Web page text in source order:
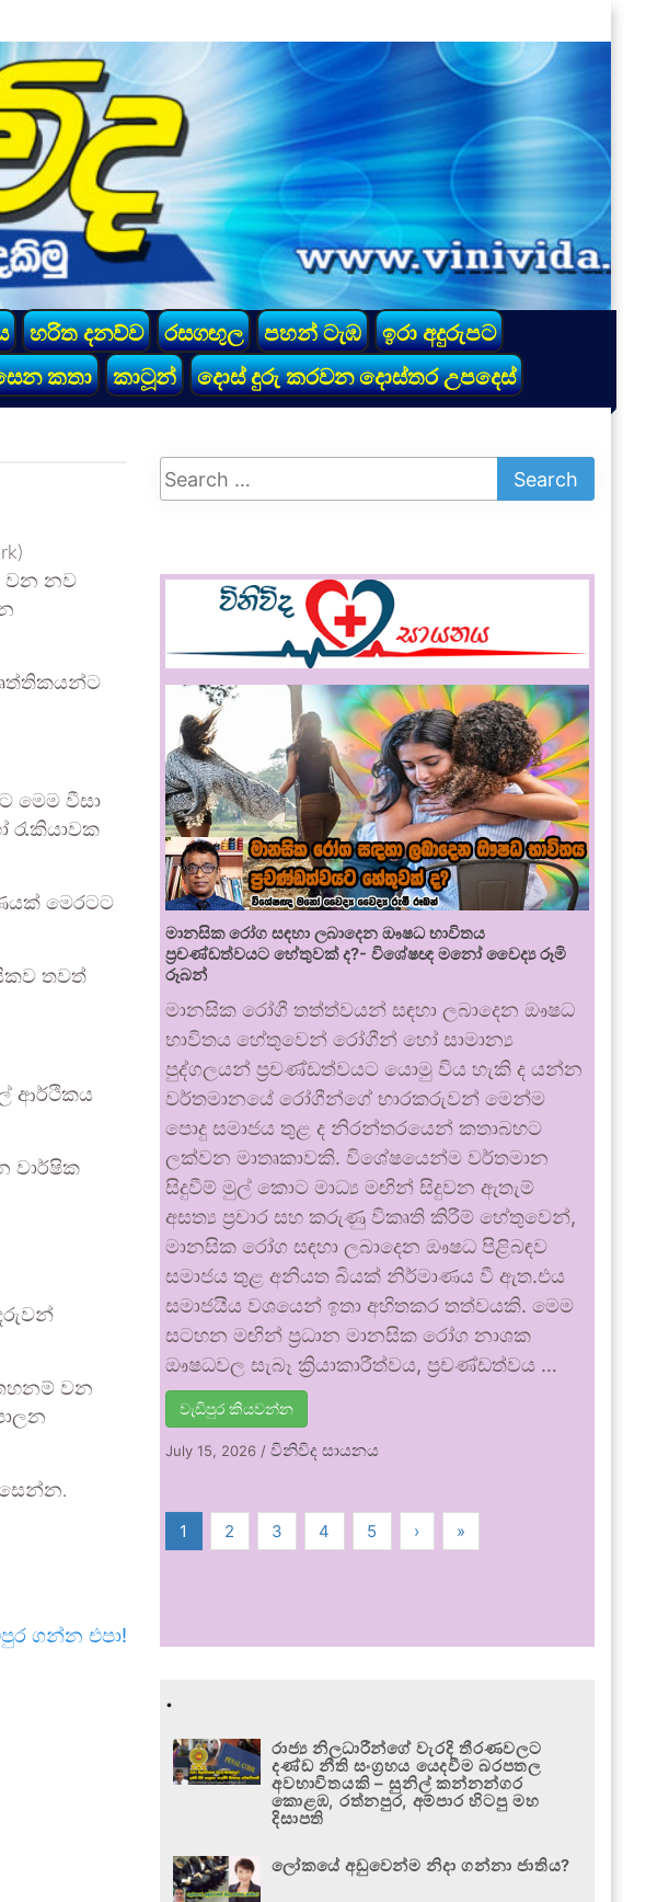
හරිත දනව්ව රසගඟුල පහන් ටැඹ
ඉරා අදුරුපට
කතා කාටූන් දොස් දුරු කරවන දොස්තර උපදෙස්
වන නව
මෙම වීසා
රැකියාවක
මෙරටට
තවත්
ආර්ථිකය
වාර්ෂික
තහනම් වන
ගන්න එපා!
මානසික රෝග සඳහා ලබාදෙන ඖෂධ භාවිතය
ප්‍රචණ්ඩත්වයට හේතුවක් ද?- විශේෂඥ මනෝ වෛද්‍ය රූමි
රූබන්
මානසික රෝගී තත්ත්වයන් සඳහා ලබාදෙන ඖෂධ
භාවිතය හේතුවෙන් රෝගීන් හෝ සාමාන්‍ය
පුද්ගලයන් ප්‍රචණ්ඩත්වයට යොමු විය හැකි ද යන්න
වර්තමානයේ රෝගීන්ගේ භාරකරුවන් මෙන්ම
පොදු සමාජය තුළ ද නිරන්තරයෙන් කතාබහට
ලක්වන මාතෘකාවකි. විශේෂයෙන්ම වර්තමාන
සිදුවීම් මුල් කොට මාධ්‍ය මඟින් සිදුවන ඇතැම්
අසත්‍ය ප්‍රචාර සහ කරුණු විකෘති කිරීම් හේතුවෙන්,
මානසික රෝග සඳහා ලබාදෙන ඖෂධ පිළිබඳව
සමාජය තුළ අනියත බියක් නිර්මාණය වී ඇත.එය
සමාජයීය වශයෙන් ඉතා අහිතකර තත්වයකි. මෙම
සටහන මඟින් ප්‍රධාන මානසික රෝග නාශක
ඖෂධවල සැබෑ ක්‍රියාකාරීත්වය, ප්‍රචණ්ඩත්වය …
වැඩිපුර කියවන්න
July 15, 2026 /විනිවිද සායනය
1 2 3 4 5 › »
.
රාජ්‍ය නිලධාරීන්ගේ වැරදි තීරණවලට
දණ්ඩ නීති සංග්‍රහය යෙදවීම බරපතල
අවභාවිතයකි – සුනිල් කන්නන්ගර
කොළඹ, රත්නපුර, අම්පාර හිටපු මහ
දිසාපති
ලෝකයේ අඩුවෙන්ම නිදා ගන්නා ජාතිය?